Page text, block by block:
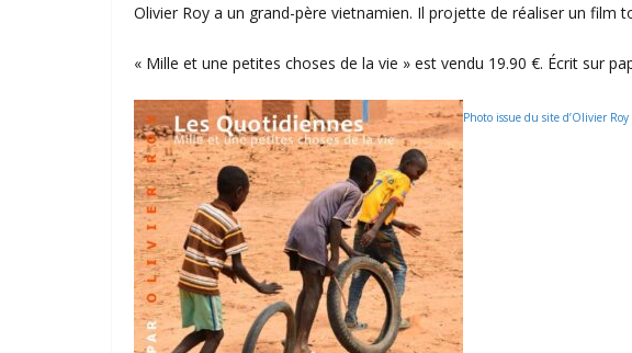
Olivier Roy a un grand-père vietnamien. Il projette de réaliser un film
« Mille et une petites choses de la vie » est vendu 19.90 €. Écrit sur
Photo issue du site d’Olivier Roy